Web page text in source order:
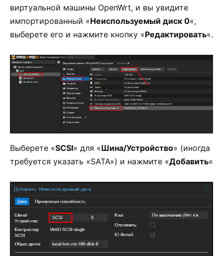
виртуальной машины OpenWrt, и вы увидите
импортированный «Неиспользуемый диск 0«,
выберете его и нажмите кнопку «Редактировать«.
Выберете «SCSI» для «Шина/Устройство» (иногда
требуется указать «SATA») и нажмите «Добавить«